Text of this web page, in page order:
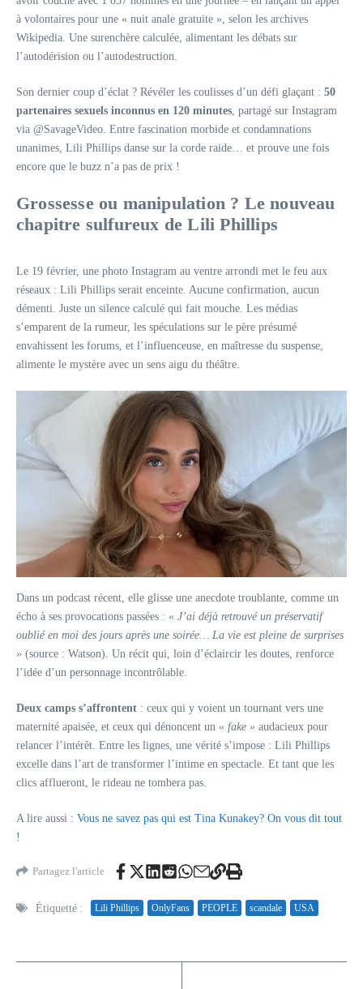
à volontaires pour une « nuit anale gratuite », selon les archives
Wikipedia. Une surenchère calculée, alimentant les débats sur
l’autodérision ou l’autodestruction.
Son dernier coup d’éclat ? Révéler les coulisses d’un défi glaçant : 50
partenaires sexuels inconnus en 120 minutes, partagé sur Instagram
via @SavageVideo. Entre fascination morbide et condamnations
unanimes, Lili Phillips danse sur la corde raide… et prouve une fois
encore que le buzz n’a pas de prix !
Grossesse ou manipulation ? Le nouveau
chapitre sulfureux de Lili Phillips
Le 19 février, une photo Instagram au ventre arrondi met le feu aux
réseaux : Lili Phillips serait enceinte. Aucune confirmation, aucun
démenti. Juste un silence calculé qui fait mouche. Les médias
s’emparent de la rumeur, les spéculations sur le père présumé
envahissent les forums, et l’influenceuse, en maîtresse du suspense,
alimente le mystère avec un sens aigu du théâtre.
Dans un podcast récent, elle glisse une anecdote troublante, comme un
écho à ses provocations passées : « J’ai déjà retrouvé un préservatif
oublié en moi des jours après une soirée… La vie est pleine de surprises
» (source : Watson). Un récit qui, loin d’éclaircir les doutes, renforce
l’idée d’un personnage incontrôlable.
Deux camps s’affrontent : ceux qui y voient un tournant vers une
maternité apaisée, et ceux qui dénoncent un « fake » audacieux pour
relancer l’intérêt. Entre les lignes, une vérité s’impose : Lili Phillips
excelle dans l’art de transformer l’intime en spectacle. Et tant que les
clics afflueront, le rideau ne tombera pas.
A lire aussi : Vous ne savez pas qui est Tina Kunakey? On vous dit tout
!
Partagez l'article
Étiquetté : Lili Phillips OnlyFans PEOPLE scandale USA